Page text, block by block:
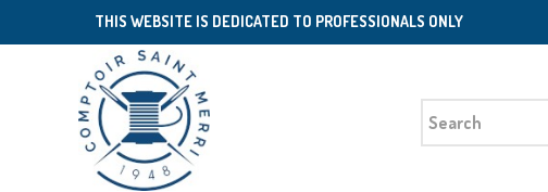
THIS WEBSITE IS DEDICATED TO PROFESSIONALS ONLY